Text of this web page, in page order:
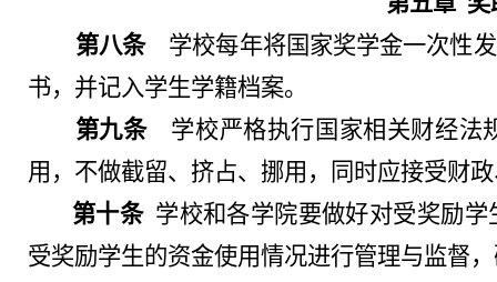
第八条学校每年将国家奖学金一次性发
书，并记入学生学籍档案。
第九条学校严格执行国家相关财经法
用，不做截留、挤占、挪用，同时应接受财
第十条 学校和各学院要做好对受奖励
受奖励学生的资金使用情况进行管理与监督